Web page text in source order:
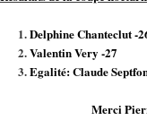
Delphine Chanteclut -
Valentin Very -27
Egalité: Claude
Merci